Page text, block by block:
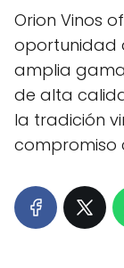
Orion Vinos
oportunidad
amplia
de alta
la tradición
compromiso